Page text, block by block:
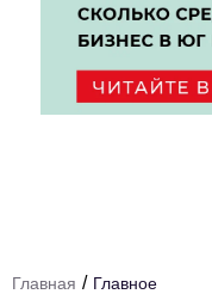
Категории:
Финансы
Главная / Главное